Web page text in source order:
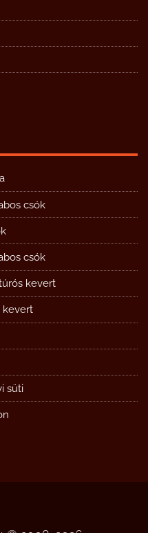
csók
csók
kevert
kevert
süti